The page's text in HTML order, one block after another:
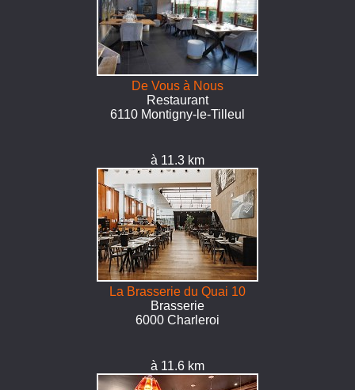
De Vous à Nous
Restaurant
6110 Montigny-le-Tilleul
à 11.3 km
La Brasserie du Quai 10
Brasserie
6000 Charleroi
à 11.6 km